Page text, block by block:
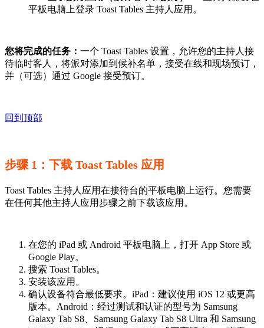
平板电脑上登录 Toast Tables 主持人应用。
您将完成的任务： 一个 Toast Tables 设置，允许您的主持人接
待临时客人，将派对添加到候补名单，接受在线和现场预订，
并（可选）通过 Google 接受预订。
回到顶部
步骤 1：下载 Toast Tables 应用
Toast Tables 主持人应用在接待台的平板电脑上运行。您需要
在任何其他主持人应用步骤之前下载该应用。
在您的 iPad 或 Android 平板电脑上，打开 App Store 或
Google Play。
搜索 Toast Tables。
安装该应用。
确认设备符合最低要求。iPad：建议使用 iOS 12 或更高
版本。Android：经过测试和认证的型号为 Samsung
Galaxy Tab S8、Samsung Galaxy Tab S8 Ultra 和 Samsung